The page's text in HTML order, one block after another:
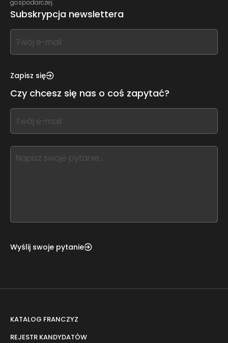
gospodarczej.
Subskrypcja newslettera
If
you
this,
this
form
field
blank
Zapisz się
Czy chcesz się nas o coś zapytać?
If
you
this,
leave
Wyślij swoje pytanie
KATALOG FRANCZYZ
REJESTR KANDYDATÓW